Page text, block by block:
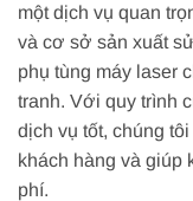
một dịch vụ quan
và cơ sở sản xuất
phụ tùng máy laser
tranh. Với quy trình
dịch vụ tốt, chúng
khách hàng và giúp
phí.